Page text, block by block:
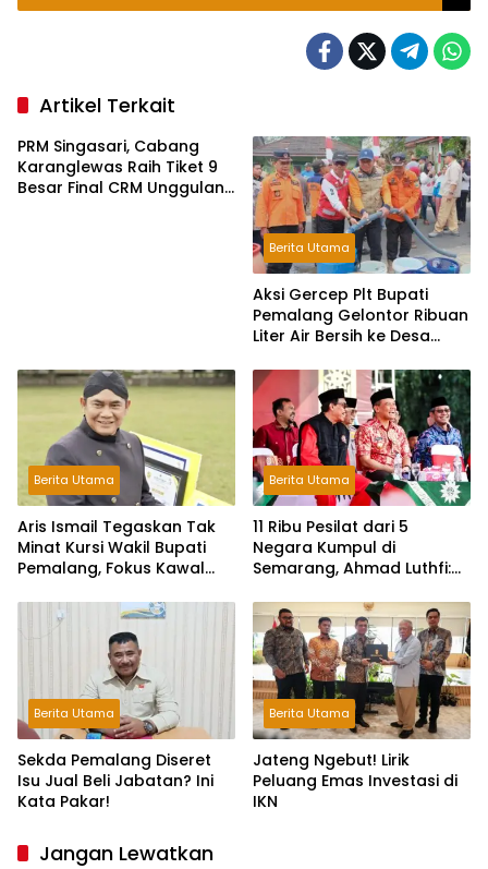
Artikel Terkait
PRM Singasari, Cabang
Karanglewas Raih Tiket 9
Besar Final CRM Unggulan
Berita Utama
Aksi Gercep Plt Bupati
Pemalang Gelontor Ribuan
Liter Air Bersih ke Desa
Berita Utama
Aris Ismail Tegaskan Tak
Minat Kursi Wakil Bupati
Pemalang, Fokus Kawal
Berita Utama
11 Ribu Pesilat dari 5
Negara Kumpul di
Semarang, Ahmad Luthfi:
Bangsa!
Berita Utama
Sekda Pemalang Diseret
Isu Jual Beli Jabatan? Ini
Kata Pakar!
Berita Utama
Jateng Ngebut! Lirik
Peluang Emas Investasi di
IKN
Jangan Lewatkan